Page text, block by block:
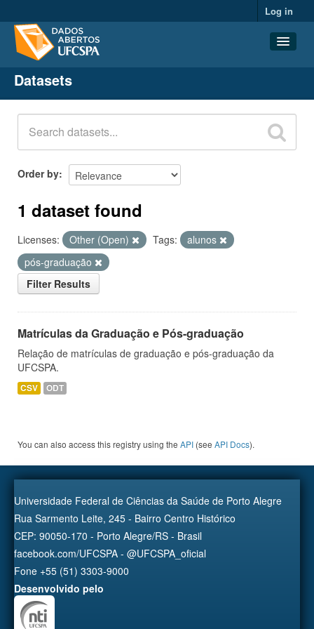
Log in
Datasets
Organizations
Groups
About
Datasets
Order by
1 dataset found
Licenses: Other (Open) Tags:
alunos
pós-graduação
Filter Results
Matrículas da Graduação e Pós-graduação
Relação de matrículas de graduação e pós-graduação da
UFCSPA.
CSV ODT
You can also access this registry using the API (see API Docs).
Universidade Federal de Ciências da Saúde de Porto Alegre
Rua Sarmento Leite, 245 - Bairro Centro Histórico
CEP: 90050-170 - Porto Alegre/RS - Brasil
facebook.com/UFCSPA - @UFCSPA_oficial
Fone +55 (51) 3303-9000
Desenvolvido pelo